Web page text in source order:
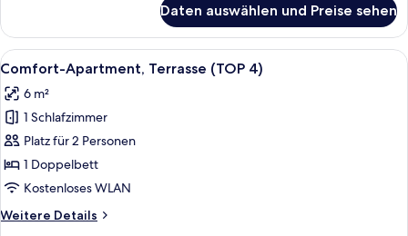
Apartment,
Terrasse
(TOP
Daten auswählen und Preise sehen
Alle
Fotos
für
Comfort-
Apartment,
Terrasse
(TOP
anzeigen
Ein Wohnzimmer mit Holzboden,
6
Comfort-Apartment, Terrasse (TOP 4)
6 m²
1 Schlafzimmer
Platz für 2 Personen
1 Doppelbett
Kostenloses WLAN
Weitere Details
Weitere